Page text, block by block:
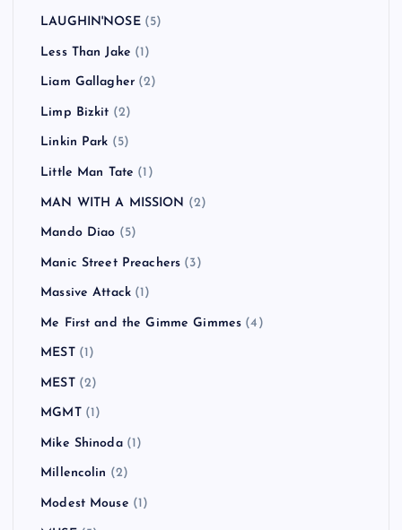
LAUGHIN'NOSE(5)
Less Than Jake (1)
Liam Gallagher (2)
Limp Bizkit (2)
Linkin Park (5)
Little Man Tate (1)
MAN WITH A MISSION (2)
Mando Diao (5)
Manic Street Preachers (3)
Massive Attack (1)
Me First and the Gimme Gimmes (4)
MEST(1)
MEST(2)
MGMT(1)
Mike Shinoda(1)
Millencolin (2)
Modest Mouse (1)